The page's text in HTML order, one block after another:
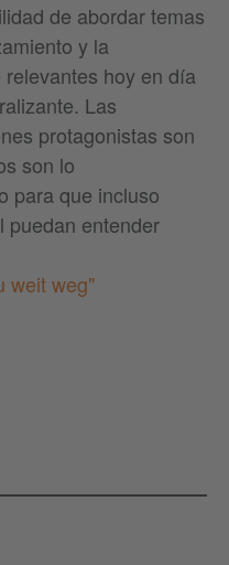
de abordar temas
y la
hoy en día
Las
protagonistas son
son lo
para que incluso
puedan entender
weit weg"